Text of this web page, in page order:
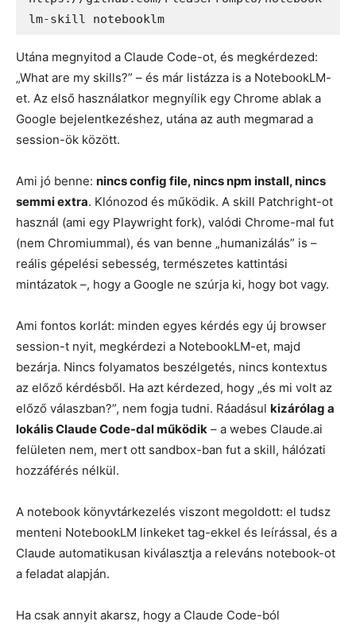
Utána megnyitod a Claude Code-ot, és megkérdezed:
„What are my skills?” – és már listázza is a NotebookLM-
et. Az első használatkor megnyílik egy Chrome ablak a
Google bejelentkezéshez, utána az auth megmarad a
session-ök között.
Ami jó benne: nincs config file, nincs npm install, nincs
semmi extra. Klónozod és működik. A skill Patchright-ot
használ (ami egy Playwright fork), valódi Chrome-mal fut
(nem Chromiummal), és van benne „humanizálás” is –
reális gépelési sebesség, természetes kattintási
mintázatok –, hogy a Google ne szúrja ki, hogy bot vagy.
Ami fontos korlát: minden egyes kérdés egy új browser
session-t nyit, megkérdezi a NotebookLM-et, majd
bezárja. Nincs folyamatos beszélgetés, nincs kontextus
az előző kérdésből. Ha azt kérdezed, hogy „és mi volt az
előző válaszban?”, nem fogja tudni. Ráadásul kizárólag a
lokális Claude Code-dal működik – a webes Claude.ai
felületen nem, mert ott sandbox-ban fut a skill, hálózati
hozzáférés nélkül.
A notebook könyvtárkezelés viszont megoldott: el tudsz
menteni NotebookLM linkeket tag-ekkel és leírással, és a
Claude automatikusan kiválasztja a releváns notebook-ot
a feladat alapján.
Ha csak annyit akarsz, hogy a Claude Code-ból